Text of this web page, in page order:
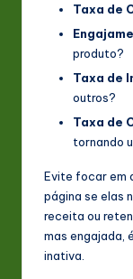
Taxa de
produto?
Taxa de
outros?
Taxa de
tornando
Evite focar em
página se elas
receita ou
mas engajada,
inativa.